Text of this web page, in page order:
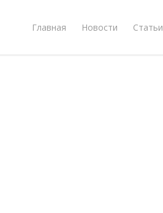
Главная Новости Статьи